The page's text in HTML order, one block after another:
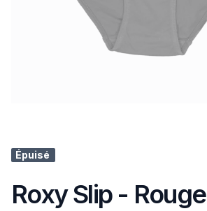
Épuisé
Roxy Slip - Rouge